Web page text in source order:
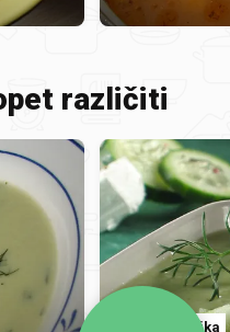
različiti
coolinarika